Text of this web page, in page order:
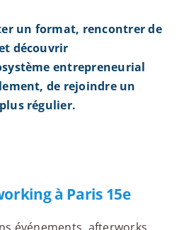
un format, rencontrer de
découvrir
entrepreneurial
de rejoindre un
régulier.
à Paris 15e